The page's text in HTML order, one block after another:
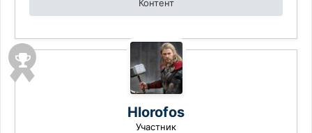
Контент
Hlorofos
Участник